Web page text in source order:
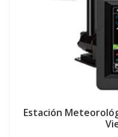
Estación